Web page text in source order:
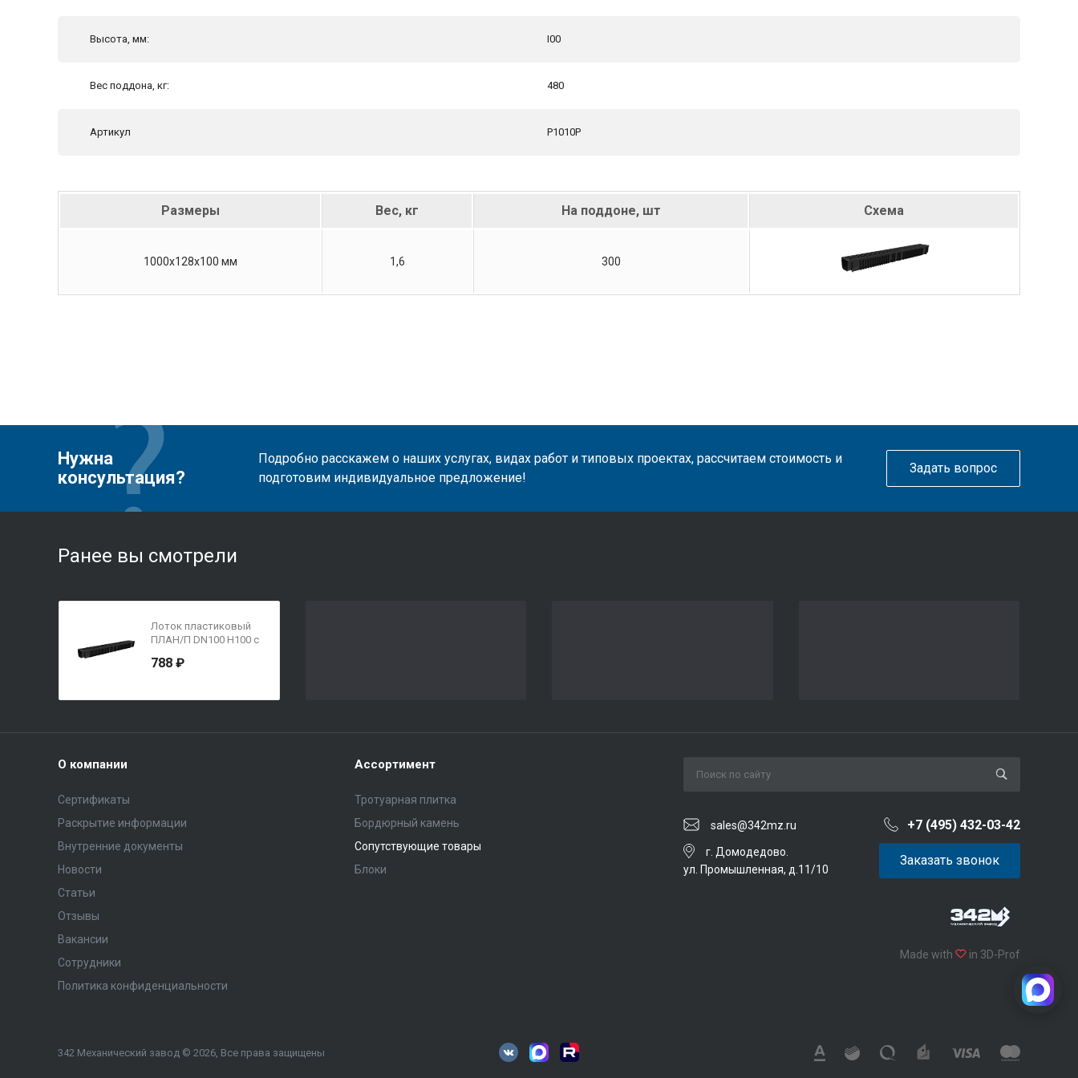
Высота, мм: I00
Вес поддона, кг: 480
Артикул P1010P
Размеры Вес, кг На поддоне, шт Схема
1000х128х100 мм 1,6 300
Нужна
консультация?
Подробно расскажем о наших услугах, видах работ и типовых проектах, рассчитаем стоимость и
подготовим индивидуальное предложение!
Задать вопрос
Ранее вы смотрели
Лоток пластиковый
ПЛАН/П DN100 H100 с
пластиковой
788 ₽
О компании
Сертификаты
Раскрытие информации
Внутренние документы
Новости
Статьи
Отзывы
Вакансии
Сотрудники
Политика конфиденциальности
Ассортимент
Тротуарная плитка
Бордюрный камень
Сопутствующие товары
Блоки
sales@342mz.ru +7 (495) 432-03-42
г. Домодедово.
ул. Промышленная, д.11/10
Заказать звонок
Made with in 3D-Prof
342 Механический завод © 2026, Все права защищены